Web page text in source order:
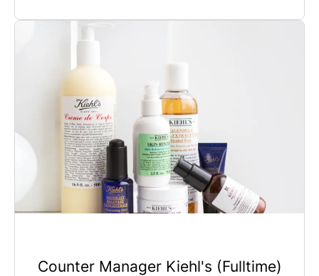
Counter Manager Kiehl's (Fulltime)